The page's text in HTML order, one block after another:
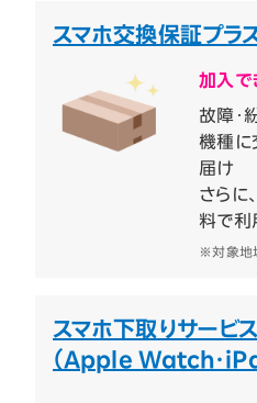
スマホ交換保証プラ
加入で
故障・
機種に
届け
さらに
料で利
※対象地
スマホ下取りサービス
（Apple Watch・